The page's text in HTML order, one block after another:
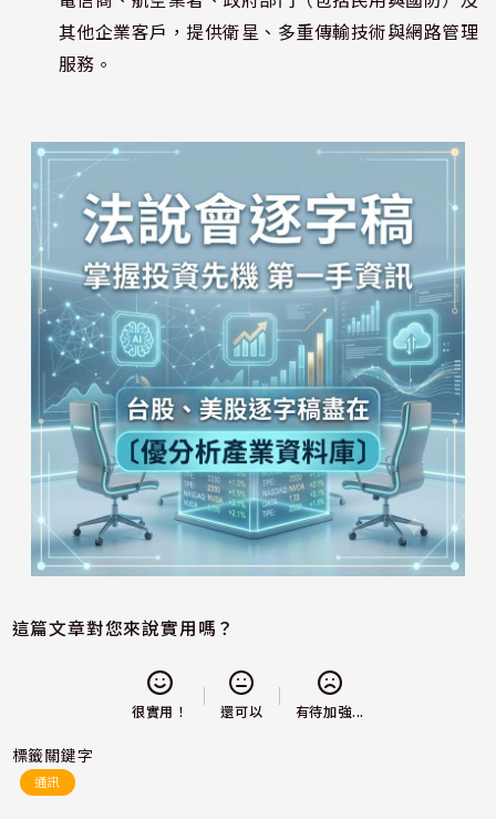
其他企業客戶，提供衛星、多重傳輸技術與網路管理
服務。
這篇文章對您來說實用嗎？
很實用！ 還可以 有待加強...
標籤關鍵字
通訊